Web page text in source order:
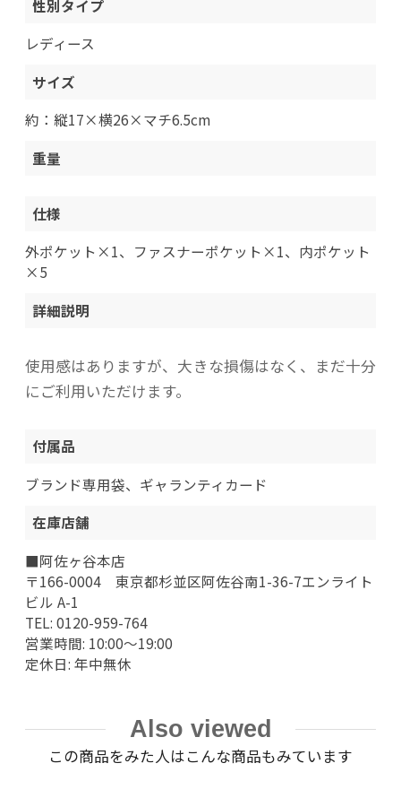
性別タイプ
レディース
サイズ
約：縦17×横26×マチ6.5cm
重量
仕様
外ポケット×1、ファスナーポケット×1、内ポケット
×5
詳細説明
使用感はありますが、大きな損傷はなく、まだ十分
にご利用いただけます。
付属品
ブランド専用袋、ギャランティカード
在庫店舗
■阿佐ヶ谷本店
〒166-0004 東京都杉並区阿佐谷南1-36-7エンライト
ビル A-1
TEL: 0120-959-764
営業時間: 10:00～19:00
定休日: 年中無休
Also viewed
この商品をみた人はこんな商品もみています